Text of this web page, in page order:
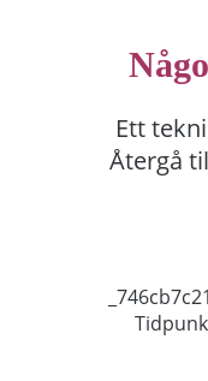
Ett
Återgå